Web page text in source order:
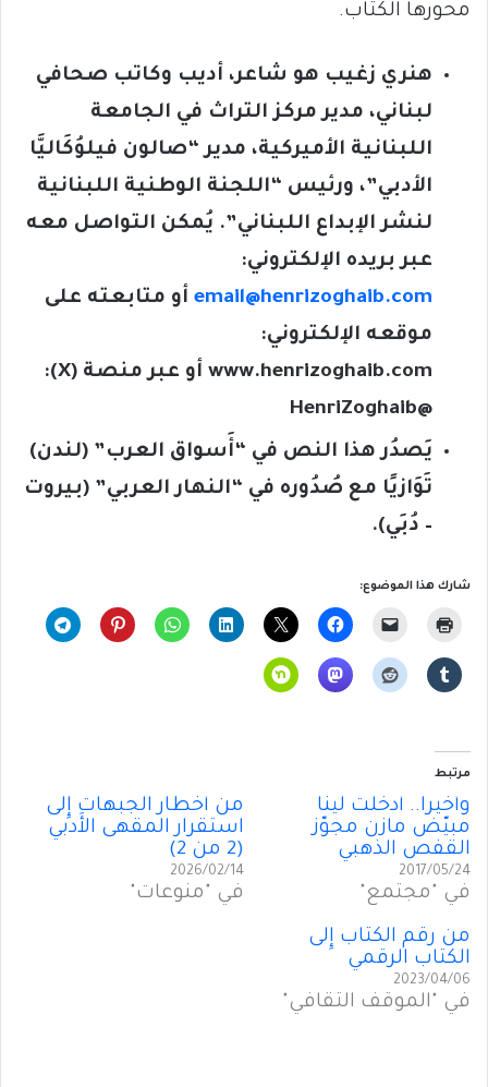
محورها الكتاب.
هنري زغيب هو شاعر، أديب وكاتب صحافي
لبناني، مدير مركز التراث في الجامعة
اللبنانية الأميركية، مدير “صالون فيلوُكَاليَّا
الأدبي”، ورئيس “اللجنة الوطنية اللبنانية
لنشر الإبداع اللبناني”. يُمكن التواصل معه
عبر بريده الإلكتروني:
email@henrizoghaib.com أو متابعته على
موقعه الإلكتروني:
www.henrizoghaib.com أو عبر منصة (X
):
@HenriZoghaib
يَصدُر هذا النص في “أَسواق العرب” (لندن)
تَوَازيًا مع صُدُوره في “النهار العربي” (بيروت
– دُبَي).
شارك هذا الموضوع:
مرتبط
وأخيراً.. أدخَلَت لينا
مبيّض مازن مجوّز
القفص الذهبي
2017/05/24
في "مجتمع"
من أَخطار الجبهات إِلى
استقرار المقهى الأَدبي
(2 من 2)
2026/02/14
في "منوعات"
من رقم الكتاب إِلى
الكتاب الرقمي
2023/04/06
في "الموقف الثقافي"